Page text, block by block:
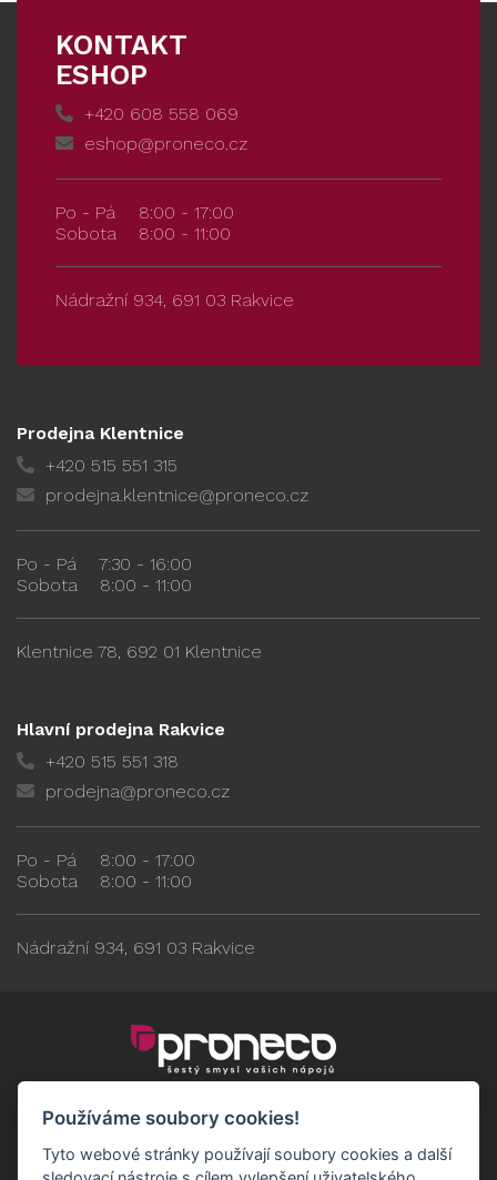
KONTAKT
ESHOP
+420 608 558 069
eshop@proneco.cz
Po - Pá
8:00 - 17:00
Sobota
8:00 - 11:00
Nádražní 934, 691 03 Rakvice
Prodejna Klentnice
+420 515 551 315
prodejna.klentnice@proneco.cz
Po - Pá
7:30 - 16:00
Sobota
8:00 - 11:00
Klentnice 78, 692 01 Klentnice
Hlavní prodejna Rakvice
+420 515 551 318
prodejna@proneco.cz
Po - Pá
8:00 - 17:00
Sobota
8:00 - 11:00
Nádražní 934, 691 03 Rakvice
Používáme soubory cookies!
Tyto webové stránky používají soubory cookies a další